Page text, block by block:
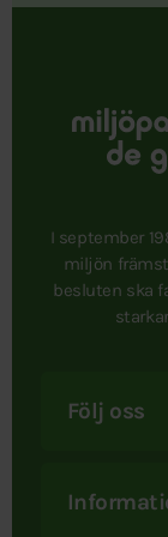
I september
miljön
besluten ska
Följ oss